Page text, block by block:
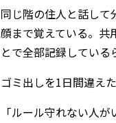
同じ階の住人と話し
顔まで覚えている。共
とで全部記録している
ゴミ出しを1日間違え
「ルール守れない人